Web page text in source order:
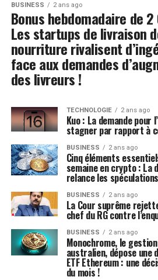
BUSINESS 2 ans ago
Bonus hebdomadaire de
Les startups de livraison
nourriture rivalisent
face aux demandes
des livreurs !
TECHNOLOGIE 2 ans ago
Kuo : La demande pour
stagner par rapport à
BUSINESS 2 ans ago
Cinq éléments
semaine en crypto : La
relance les
BUSINESS 2 ans ago
La Cour suprême
chef du RG contre
BUSINESS 2 ans ago
Monochrome, le
australien, dépose une
ETF Ethereum : une
du mois !